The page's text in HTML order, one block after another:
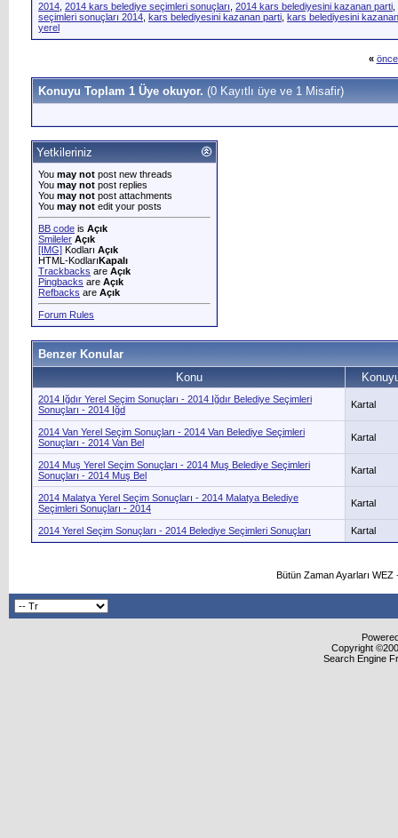
2014 2014 kars belediye seçimleri sonuçları 2014 kars belediyesini kazanan parti
seçimleri sonuçları 2014 kars belediyesini kazanan parti kars belediyesini
yerel
«
Konuyu Toplam 1 Üye okuyor. (0 Kayıtlı üye ve 1 Misafir)
Yetkileriniz
You may not post new threads
You may not post replies
You may not post attachments
You may not edit your posts
BB code is Açık
Smileler Açık
[IMG] Kodları Açık
HTML-KodlarıKapalı
Trackbacks are Açık
Pingbacks are Açık
Refbacks are Açık
Forum Rules
Benzer Konular
Konu
2014 Iğdır Yerel Seçim Sonuçları - 2014 Iğdır Belediye Seçimleri
Sonuçları - 2014 Iğd
Kartal
2014 Van Yerel Seçim Sonuçları - 2014 Van Belediye Seçimleri
Sonuçları - 2014 Van Bel
Kartal
2014 Muş Yerel Seçim Sonuçları - 2014 Muş Belediye Seçimleri
Sonuçları - 2014 Muş Bel
Kartal
2014 Malatya Yerel Seçim Sonuçları - 2014 Malatya Belediye
Seçimleri Sonuçları - 2014
Kartal
2014 Yerel Seçim Sonuçları - 2014 Belediye Seçimleri Sonuçları Kartal
Bütün Zaman Ayarları
Copyright
Search Engine